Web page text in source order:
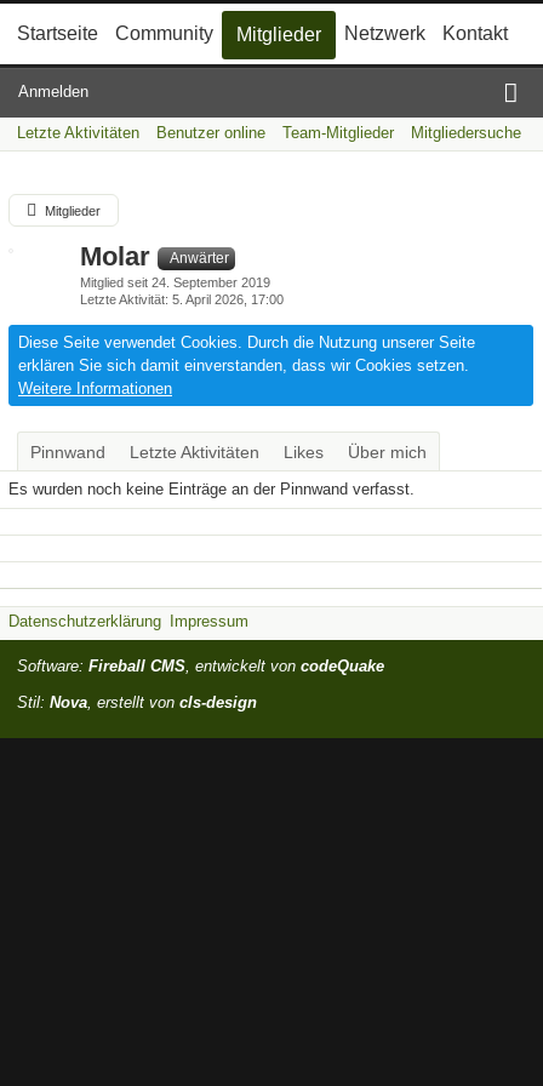
Startseite Community Mitglieder Netzwerk Kontakt
Anmelden
Letzte Aktivitäten Benutzer online Team-Mitglieder Mitgliedersuche
Mitglieder
Molar Anwärter
Mitglied seit 24. September 2019
Letzte Aktivität 5. April 2026, 17:00
Diese Seite verwendet Cookies. Durch die Nutzung unserer Seite
erklären Sie sich damit einverstanden, dass wir Cookies setzen.
Weitere Informationen
Pinnwand Letzte Aktivitäten Likes Über mich
Es wurden noch keine Einträge an der Pinnwand verfasst.
Datenschutzerklärung Impressum
Software: Fireball CMS, entwickelt von codeQuake
Stil: Nova, erstellt von cls-design